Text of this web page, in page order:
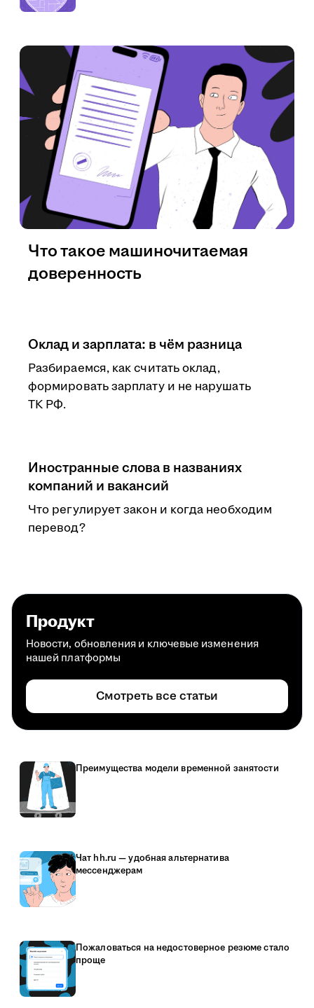
Оклад и зарплата: в чём разница
Разбираемся, как считать оклад,
формировать зарплату и не нарушать
ТК РФ.
Иностранные слова в названиях
компаний и вакансий
Что регулирует закон и когда необходим
перевод?
Что такое машиночитаемая
доверенность
Продукт
Новости, обновления и ключевые изменения
нашей платформы
Смотреть все статьи
Преимущества модели временной занятости
Чат hh.ru — удобная альтернатива
мессенджерам
Пожаловаться на недостоверное резюме стало
проще